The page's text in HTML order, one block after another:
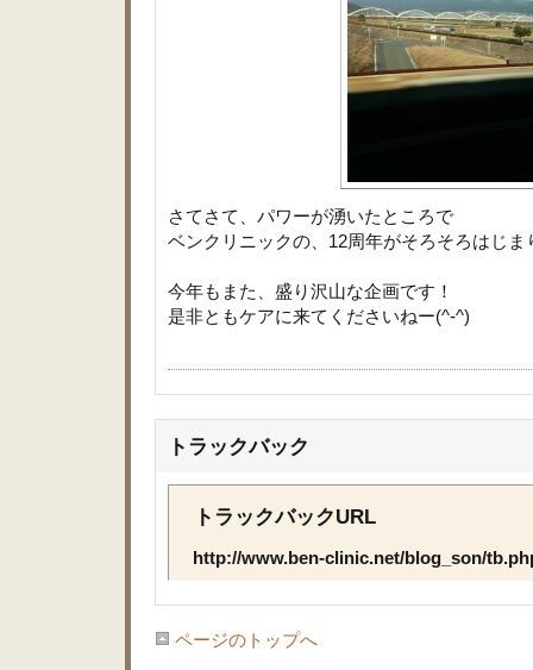
さてさて、パワーが湧いたところで
ベンクリニックの、12周年がそろそろはじま
今年もまた、盛り沢山な企画です！
是非ともケアに来てくださいねー(^-^)
トラックバック
トラックバックURL
http://www.ben-clinic.net/blog_son/
ページのトップへ